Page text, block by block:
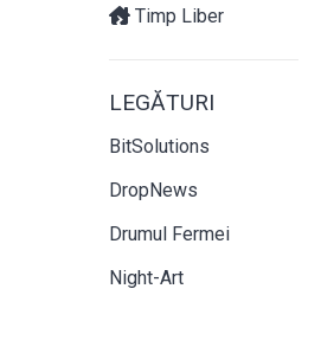
Timp Liber
LEGĂTURI
BitSolutions
DropNews
Drumul Fermei
Night-Art